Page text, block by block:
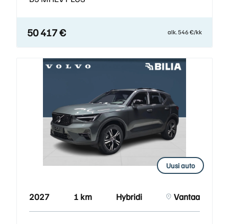
50 417 € alk. 546 €/kk
Uusi auto
2027 1 km Hybridi Vantaa